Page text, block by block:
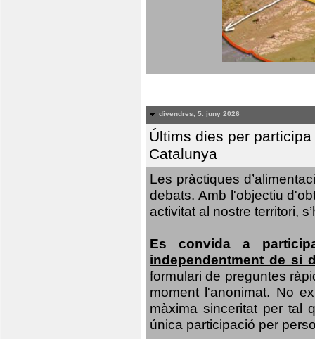
divendres, 5. juny 2026
Últims dies per
Catalunya
Les pràctiques
debats. Amb l'objectiu
activitat al nostre territori,
Es convida a
independentment de si
formulari de preguntes
moment l'anonimat. No
màxima sinceritat per tal
única participació per